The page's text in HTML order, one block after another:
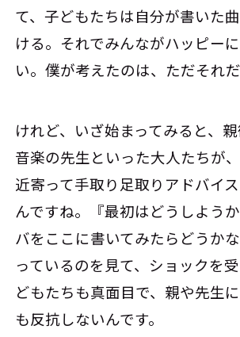
て、子どもたちは自分が書いた
ける。それでみんながハッピー
い。僕が考えたのは、ただそれだ
けれど、いざ始まってみると、
音楽の先生といった大人たちが
近寄って手取り足取りアドバイ
んですね。『最初はどうしよう
バをここに書いてみたらどうか
っているのを見て、ショックを
どもたちも真面目で、親や先生
も反抗しないんです。